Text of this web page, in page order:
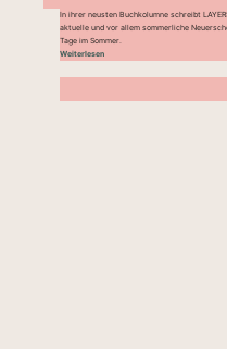
In ihrer neusten Buchkolumne schreibt
aktuelle und vor allem sommerliche
Tage im Sommer.
Weiterlesen